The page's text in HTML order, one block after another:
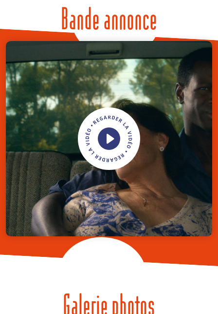
Bande annonce
Galerie photos